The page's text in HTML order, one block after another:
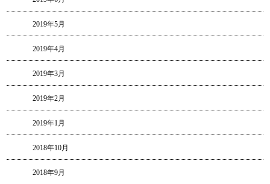
2019年5月
2019年4月
2019年3月
2019年2月
2019年1月
2018年10月
2018年9月